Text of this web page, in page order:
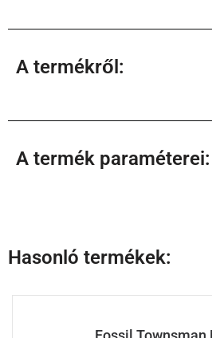
A termékről:
A termék paraméterei:
Hasonló termékek: